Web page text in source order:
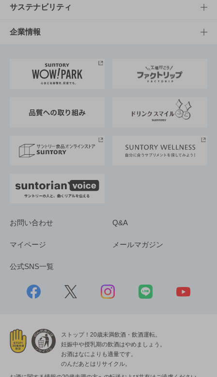
商品発売情報
栄養成分一覧
キャンペーン
工場見学
地域情報
文化・スポーツTOP
サントリーホール
サントリーサンバーズ大阪
サステナビリティ
サステナビリティTOP
サントリーが考えるサステナビリティ経営
企業情報
企業概要
採用情報
お問い合わせ Q&A
マイページ メールマガジン
公式SNS一覧
ストップ！20歳未満飲酒・飲酒運転。
妊娠中や授乳期の飲酒はやめましょう。
お酒はなによりも適量です。
のんだあとはリサイクル。